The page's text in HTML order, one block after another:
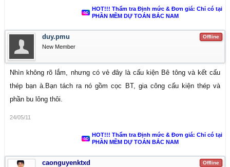
HOT!!! Thẩm tra Định mức & Đơn giá: Chỉ có tại
PHẦN MỀM DỰ TOÁN BẮC NAM
Offline
duy.pmu
New Member
Nhìn không rõ lắm, nhưng có vẻ đây là cấu kiện Bê tông và kết cấu
thép bạn à.Bạn tách ra nó gồm cọc BT, gia công cấu kiện thép và
phần bu lông thôi.
24/05/11
HOT!!! Thẩm tra Định mức & Đơn giá: Chỉ có tại
PHẦN MỀM DỰ TOÁN BẮC NAM
Offline
caonguyenktxd